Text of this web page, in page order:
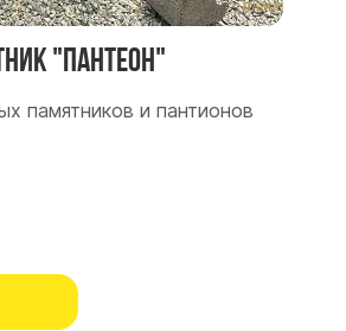
"Пантеон"
памятников и пантионов